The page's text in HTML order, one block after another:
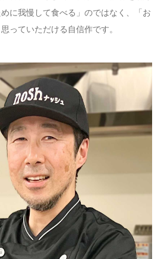
に我慢して食べる」のではなく、「お
っていただける自信作です。